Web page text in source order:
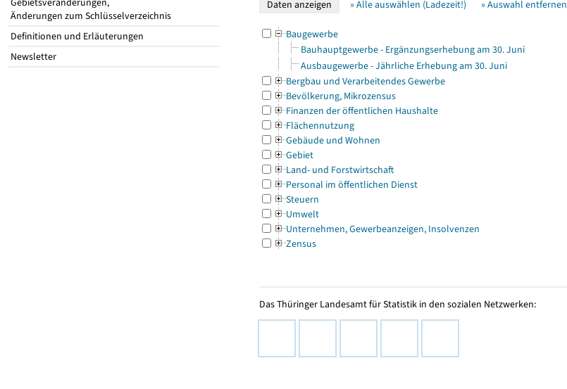
Änderungen zum Schlüsselverzeichnis
Definitionen und Erläuterungen
Newsletter
» Alle auswählen (Ladezeit!) » Auswahl entfernen
Baugewerbe
Bauhauptgewerbe - Ergänzungserhebung am 30. Juni
Ausbaugewerbe - Jährliche Erhebung am 30. Juni
Bergbau und Verarbeitendes Gewerbe
Bevölkerung, Mikrozensus
Finanzen der öffentlichen Haushalte
Flächennutzung
Gebäude und Wohnen
Gebiet
Land- und Forstwirtschaft
Personal im öffentlichen Dienst
Steuern
Umwelt
Unternehmen, Gewerbeanzeigen, Insolvenzen
Zensus
Das Thüringer Landesamt für Statistik in den sozialen Netzwerken: